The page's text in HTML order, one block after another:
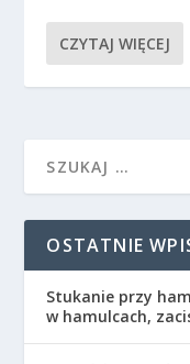
CZYTAJ WIĘCEJ
OSTATNIE
Stukanie przy
w hamulcach,